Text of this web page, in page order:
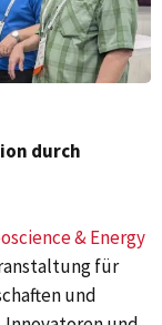
durch
& Energy
für
und